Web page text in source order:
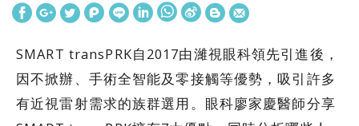
SMART transPRK自2017由濰視眼科領先引進後，
因不掀辦、手術全智能及零接觸等優勢，吸引許多
有近視雷射需求的族群選用。眼科廖家慶醫師分享